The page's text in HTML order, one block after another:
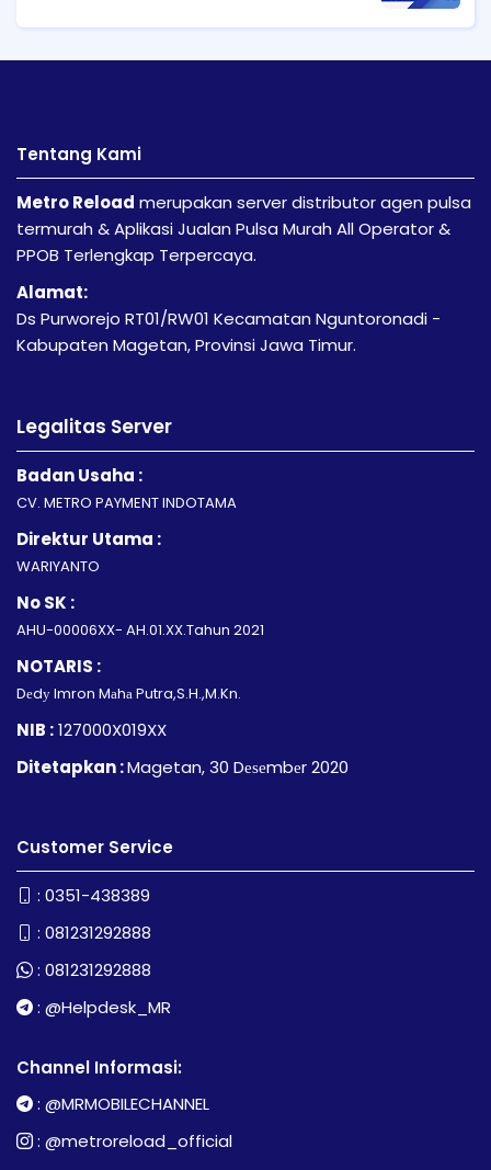
Tentang Kami
Metro Reload merupakan server distributor agen pulsa
termurah & Aplikasi Jualan Pulsa Murah All Operator &
PPOB Terlengkap Terpercaya.
Alamat:
Ds Purworejo RT01/RW01 Kecamatan Nguntoronadi -
Kabupaten Magetan, Provinsi Jawa Timur.
Legalitas Server
Badan Usaha :
CV. METRO PAYMENT INDOTAMA
Direktur Utama :
WARIYANTO
No SK :
AHU-00006XX- AH.01.XX.Tahun 2021
NOTARIS :
Dеdу Imron Mаhа Putra,S.H.,M.Kn.
NIB :127000X019XX
Ditetapkan :Magetan, 30 Dеѕеmbеr 2020
Customer Service
: 0351-438389
: 081231292888
: 081231292888
: @Helpdesk_MR
Channel Informasi:
: @MRMOBILECHANNEL
: @metroreload_official